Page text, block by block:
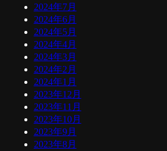
2024年7月
2024年6月
2024年5月
2024年4月
2024年3月
2024年2月
2024年1月
2023年12月
2023年11月
2023年10月
2023年9月
2023年8月